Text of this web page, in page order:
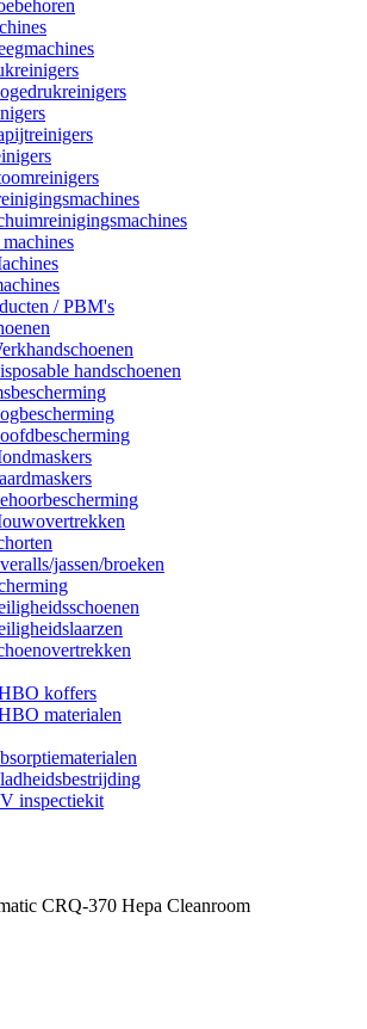
/ PBM's
handschoenen
jassen/broeken
koffers
materialen
inspectiekit
CRQ-370 Hepa Cleanroom